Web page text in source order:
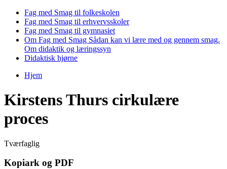
Fag med Smag til folkeskolen
Fag med Smag til erhvervsskoler
Fag med Smag til gymnasiet
Om Fag med Smag Sådan kan vi lære med og gennem smag.
Om didaktik og læringssyn
Didaktisk hjørne
Hjem
Kirstens Thurs cirkulære
proces
Tværfaglig
Kopiark og PDF